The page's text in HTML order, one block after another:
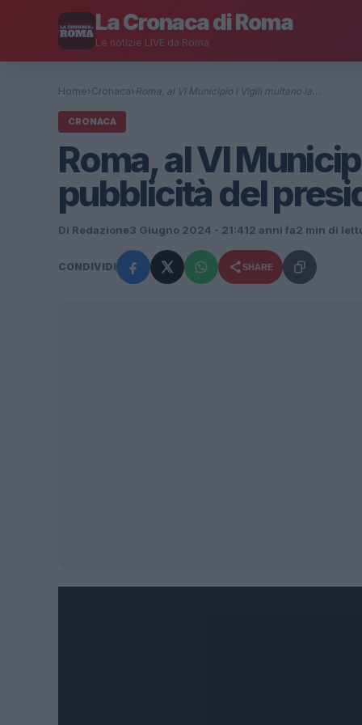
La Cronaca di Roma
Le notizie LIVE da Roma
Home› Cronaca› Roma, al VI Municipio i Vigili multano la…
CRONACA
Roma, al VI
pubblicità del
Di Redazione3 Giugno 2024 - 21:412 anni fa2 min di
CONDIVIDI SHARE